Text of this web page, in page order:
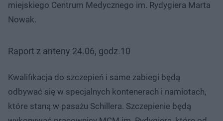
miejskiego Centrum Medycznego im. Rydygiera Marta
Nowak.
Raport z anteny 24.06, godz.10
Kwalifikacja do szczepień i same zabiegi będą
odbywać się w specjalnych kontenerach i namiotach,
które staną w pasażu Schillera. Szczepienie będą